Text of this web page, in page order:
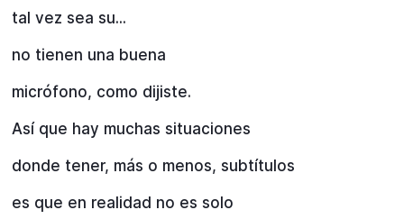
tal vez sea su...
no tienen una buena
micrófono, como dijiste.
Así que hay muchas situaciones
donde tener, más o menos, subtítulos
es que en realidad no es solo